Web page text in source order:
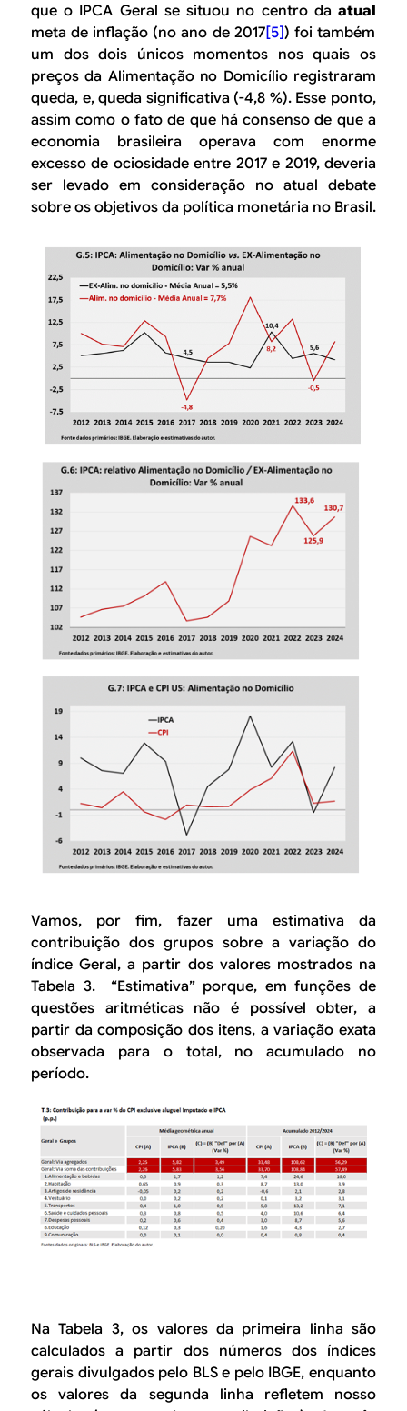
que o IPCA Geral se situou no centro da atual
meta de inflação (no ano de 2017[5]) foi também
um dos dois únicos momentos nos quais os
preços da Alimentação no Domicílioregistraram
queda, e, queda significativa (-4,8 %). Esse ponto,
assim como o fato de que há consenso de que a
economia brasileira operava com enorme
excesso de ociosidade entre 2017 e 2019, deveria
ser levado em consideração no atual debate
sobre os objetivos da política monetária no Brasil.
Vamos, por fim, fazer uma estimativa da
contribuição dos grupos sobre a variação do
índice Geral, a partir dos valores mostrados na
Tabela 3. “Estimativa” porque, em funções de
questões aritméticas não é possível obter, a
partir da composição dos itens, a variação exata
observada para o total, no acumulado no
período.
Na Tabela 3, os valores da primeira linha são
calculados a partir dos números dos índices
gerais divulgados pelo BLS e pelo IBGE, enquanto
os valores da segunda linha refletem nosso